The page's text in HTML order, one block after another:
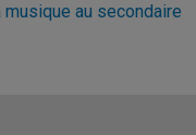
musique au secondaire